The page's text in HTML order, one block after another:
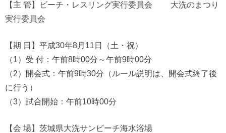
【主 管】ビーチ・レスリング実行委員会 大洗のまつり
実行委員会
【期 日】平成30年8月11日（土・祝）
（1）受 付：午前8時00分～午前9時00分
（2）開会式：午前9時30分（ルール説明は、開会式終了後
に行う）
（3）試合開始：午前10時00分
【会 場】茨城県大洗サンビーチ海水浴場